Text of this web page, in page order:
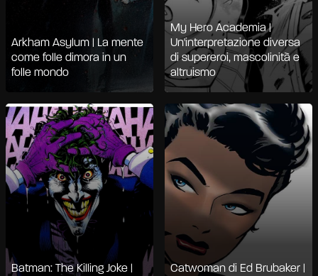
Arkham Asylum | La mente
come folle dimora in un
folle mondo
My Hero Academia |
Un'interpretazione diversa
di supereroi, mascolinità e
altruismo
Batman: The Killing Joke |
Catwoman di Ed Brubaker |